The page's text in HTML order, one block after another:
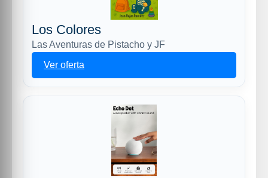
Los Colores
Las Aventuras de Pistacho y JF
Ver oferta